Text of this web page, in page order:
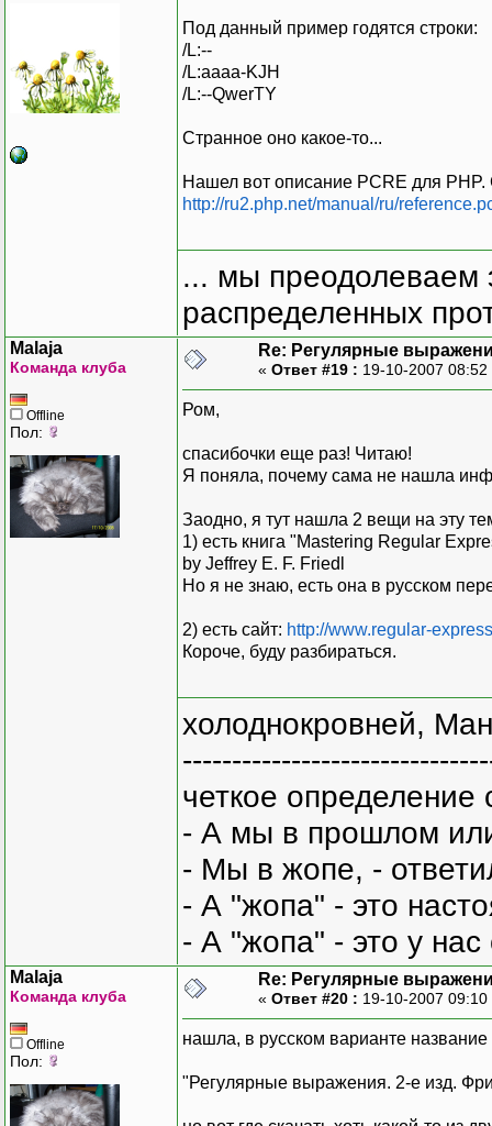
Под данный пример годятся строки:
/L:--
/L:aaaa-KJH
/L:--QwerTY
Странное оно какое-то...
Нашел вот описание PCRE для PHP.
http://ru2.php.net/manual/ru/
... мы преодолеваем
распределенных
Malaja
Команда клуба
Offline
Пол:
Re: Регулярные
« Ответ #19 : 19-10-2007
Ром,
спасибочки еще раз! Читаю!
Я поняла, почему сама не нашла
Заодно, я тут нашла 2 вещи на эту
1) есть книга "Mastering Regular
by Jeffrey E. F. Friedl
Но я не знаю, есть она в русском
2) есть сайт: http://www.regular-
Короче, буду разбираться.
холоднокровней,
четкое
- А мы в прошлом
- Мы в жопе, -
- А "жопа" - это
- А "жопа" - это у
Malaja
Команда клуба
Offline
Пол:
Re: Регулярные
« Ответ #20 : 19-10-2007
нашла, в русском варианте название
"Регулярные выражения. 2-е изд.